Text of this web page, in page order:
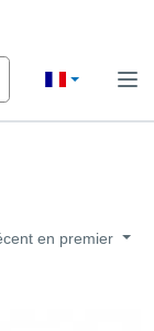
en premier